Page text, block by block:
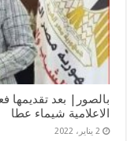
بالصور| بعد تقديمها
الاعلامية شيماء عطا
2 يناير، 2022